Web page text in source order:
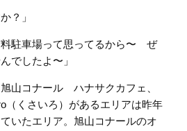
？」
料駐車場って思ってるから〜 ぜ
でしたよ〜」
山コナール ハナサクカフェ、
（くさいろ）があるエリアは昨年
いたエリア。旭山コナールのオ